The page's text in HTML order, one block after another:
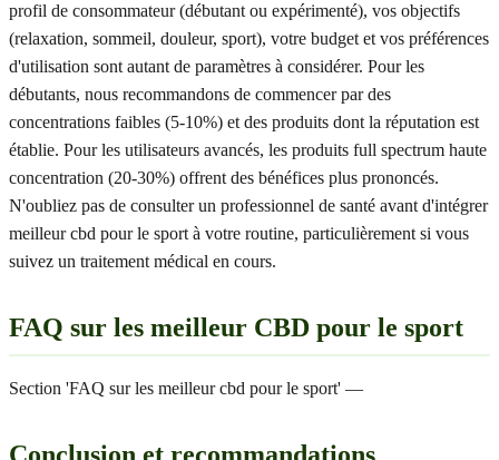
profil de consommateur (débutant ou expérimenté), vos objectifs
(relaxation, sommeil, douleur, sport), votre budget et vos préférences
d'utilisation sont autant de paramètres à considérer. Pour les
débutants, nous recommandons de commencer par des
concentrations faibles (5-10%) et des produits dont la réputation est
établie. Pour les utilisateurs avancés, les produits full spectrum haute
concentration (20-30%) offrent des bénéfices plus prononcés.
N'oubliez pas de consulter un professionnel de santé avant d'intégrer
meilleur cbd pour le sport à votre routine, particulièrement si vous
suivez un traitement médical en cours.
FAQ sur les meilleur CBD pour le sport
Section 'FAQ sur les meilleur cbd pour le sport' —